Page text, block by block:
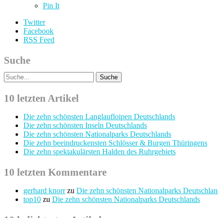
Pin It
Twitter
Facebook
RSS Feed
Suche
10 letzten Artikel
Die zehn schönsten Langlaufloipen Deutschlands
Die zehn schönsten Inseln Deutschlands
Die zehn schönsten Nationalparks Deutschlands
Die zehn beeindruckensten Schlösser & Burgen Thüringens
Die zehn spektakulärsten Halden des Ruhrgebiets
10 letzten Kommentare
gerhard knorrzu Die zehn schönsten Nationalparks
top10 zu Die zehn schönsten Nationalparks Deutschlands